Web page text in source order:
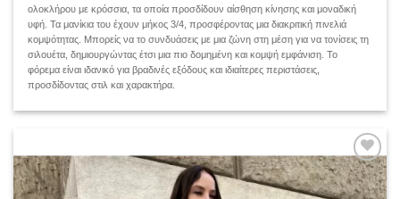
ολοκλήρου με κρόσσια, τα οποία προσδίδουν αίσθηση κίνησης και μοναδική
υφή. Τα μανίκια του έχουν μήκος 3/4, προσφέροντας μια διακριτική πινελιά
κομψότητας. Μπορείς να το συνδυάσεις με μια ζώνη στη μέση για να τονίσεις τη
σιλουέτα, δημιουργώντας έτσι μια πιο δομημένη και κομψή εμφάνιση. Το
φόρεμα είναι ιδανικό για βραδινές εξόδους και ιδιαίτερες περιστάσεις,
προσδίδοντας στιλ και χαρακτήρα.
Add to
wishlist